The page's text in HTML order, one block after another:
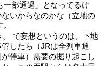
一部通過」となってるけ
いからなのかな（立地の
。 で妄想というのは、下地
したら（JRは全列車通
停車）需要の掘り起こし